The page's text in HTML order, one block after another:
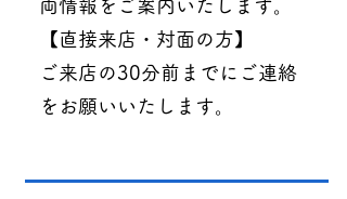
両情報をご案内いたします。
【直接来店・対面の方】
ご来店の30分前までにご連絡
をお願いいたします。